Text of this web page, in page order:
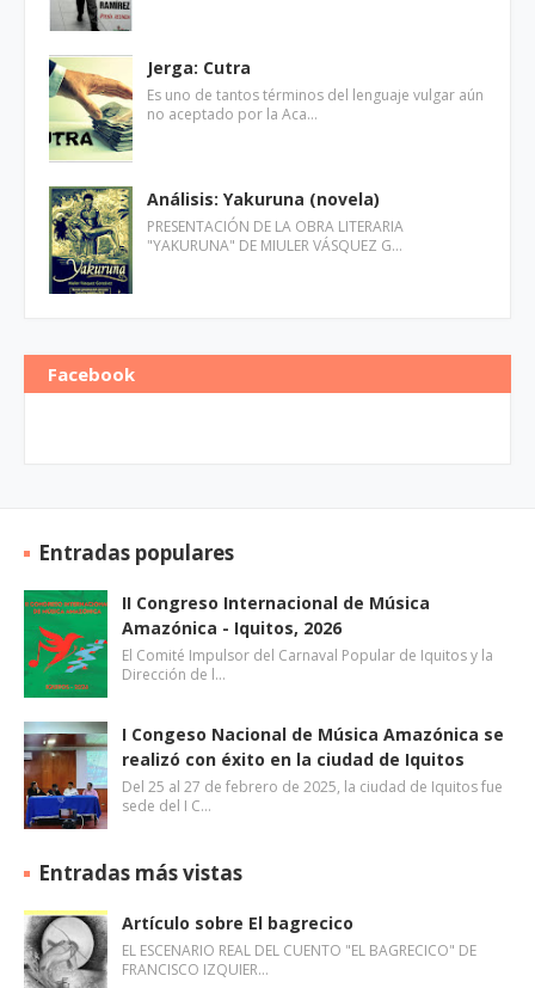
Jerga: Cutra
Es uno de tantos términos del lenguaje vulgar aún
no aceptado por la Aca…
Análisis: Yakuruna (novela)
PRESENTACIÓN DE LA OBRA LITERARIA
"YAKURUNA" DE MIULER VÁSQUEZ G…
Facebook
Entradas populares
II Congreso Internacional de Música
Amazónica - Iquitos, 2026
El Comité Impulsor del Carnaval Popular de Iquitos y la
Dirección de l…
I Congeso Nacional de Música Amazónica se
realizó con éxito en la ciudad de Iquitos
Del 25 al 27 de febrero de 2025, la ciudad de Iquitos fue
sede del I C…
Entradas más vistas
Artículo sobre El bagrecico
EL ESCENARIO REAL DEL CUENTO "EL BAGRECICO" DE
FRANCISCO IZQUIER…